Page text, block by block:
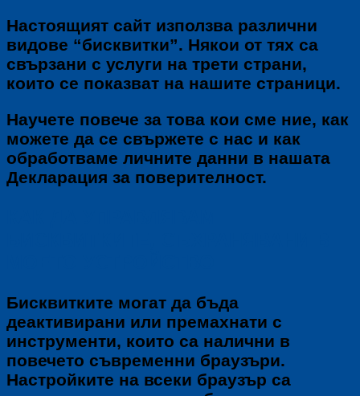
Настоящият сайт използва различни
видове “бисквитки”. Някои от тях са
свързани с услуги на трети страни,
които се показват на нашите страници.
Научете повече за това кои сме ние, как
можете да се свържете с нас и как
обработваме личните данни в нашата
Декларация за поверителност.
Бисквитките могат да бъда
деактивирани или премахнати с
инструменти, които са налични в
повечето съвременни браузъри.
Настройките на всеки браузър са